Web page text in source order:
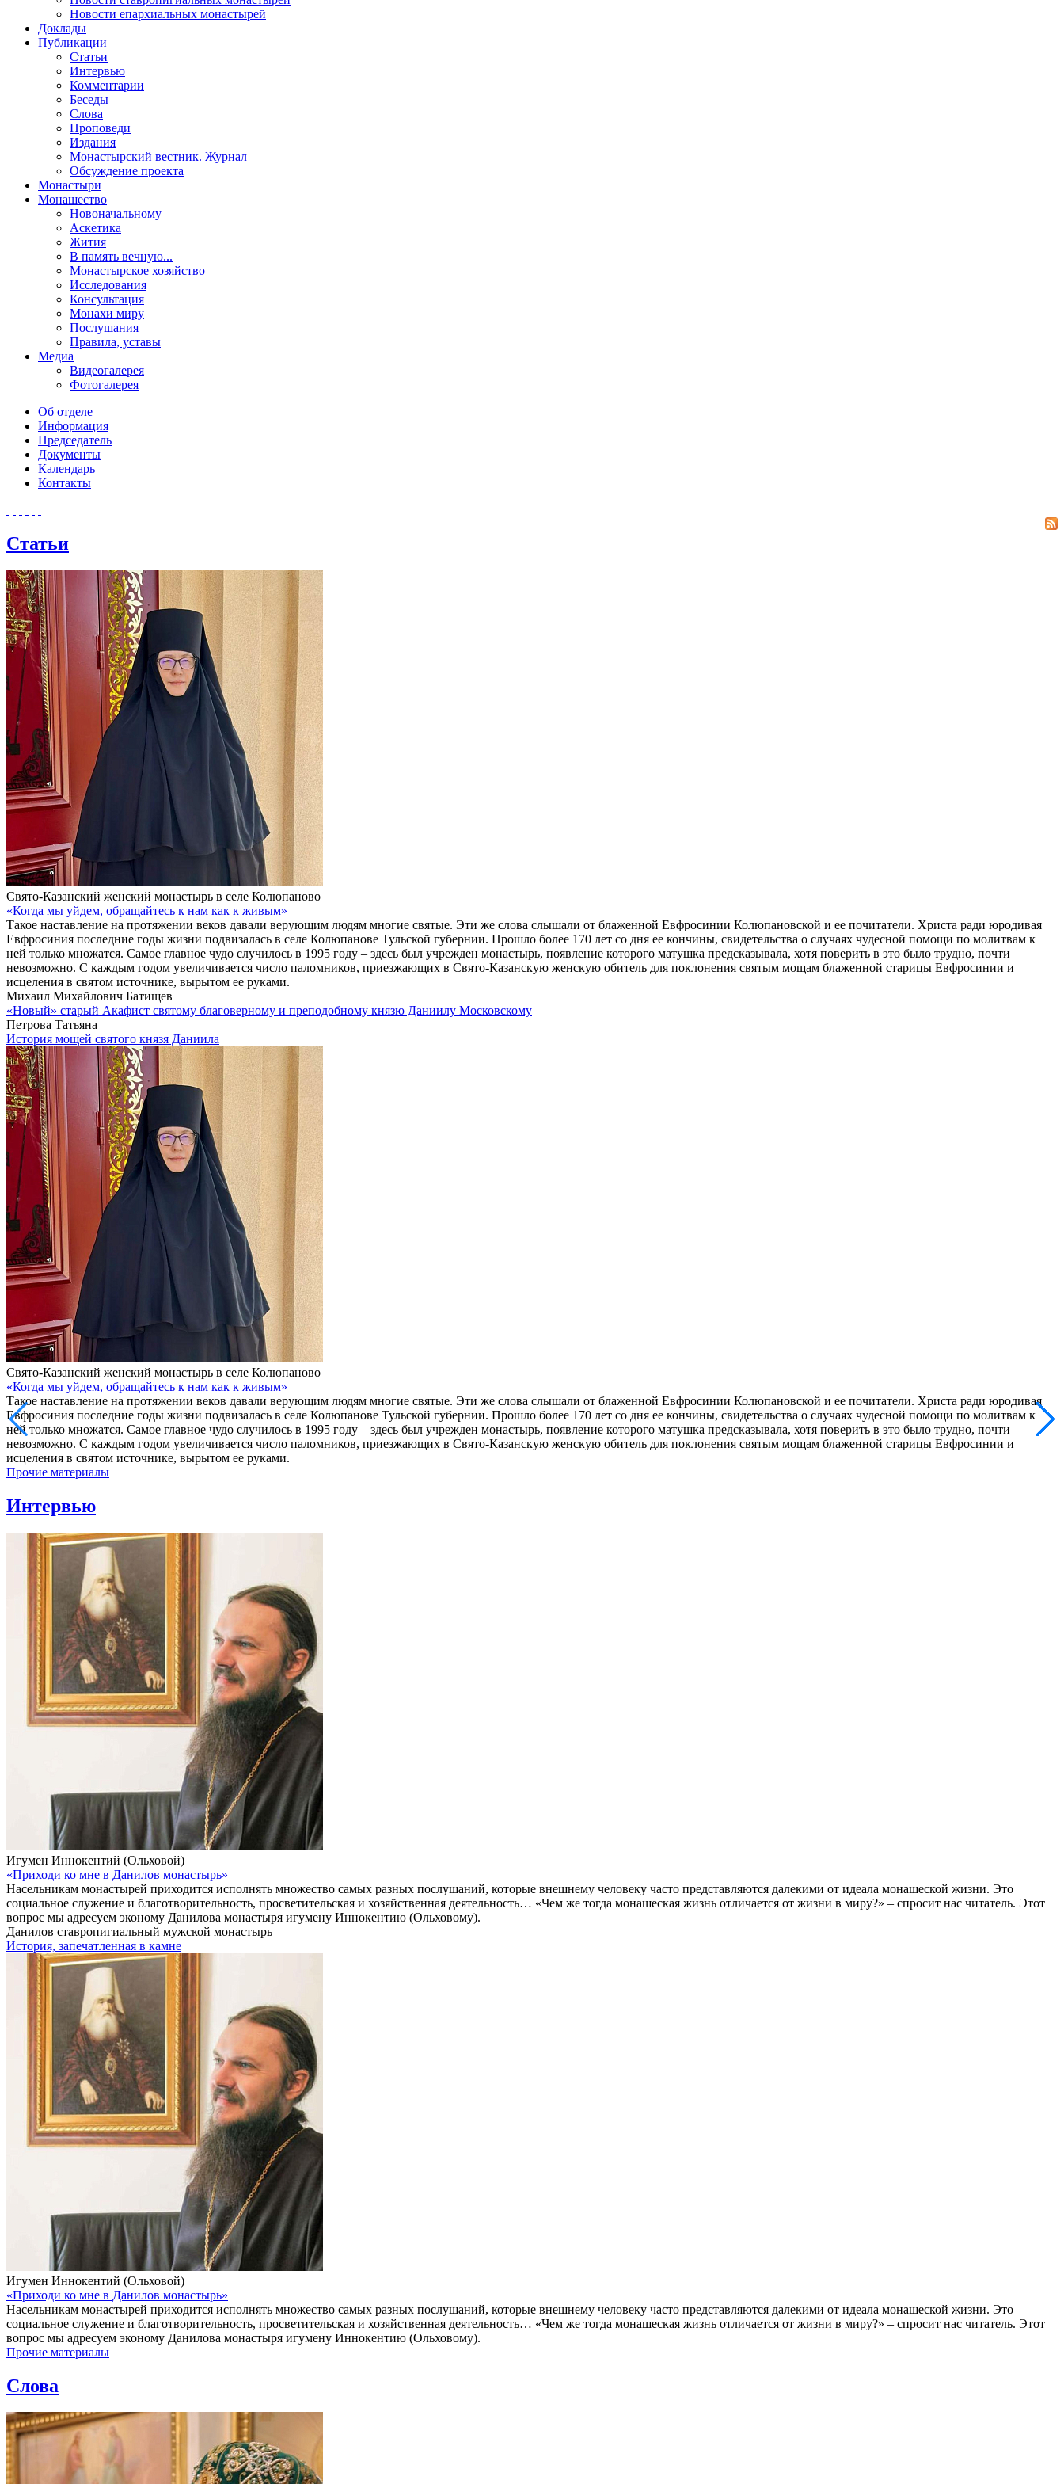
Новости епархиальных монастырей
Доклады
Публикации
Статьи
Интервью
Комментарии
Беседы
Слова
Проповеди
Издания
Монастырский вестник. Журнал
Обсуждение проекта
Монастыри
Монашество
Новоначальному
Аскетика
Жития
В память вечную...
Монастырское хозяйство
Исследования
Консультация
Монахи миру
Послушания
Правила, уставы
Медиа
Видеогалерея
Фотогалерея
Об отделе
Информация
Председатель
Документы
Календарь
Контакты
Статьи
Свято-Казанский женский монастырь в селе Колюпаново
«Когда мы уйдем, обращайтесь к нам как к живым»
Такое наставление на протяжении веков давали верующим людям многие святые. Эти же слова слышали от блаженной Евфросинии Колюпановской и ее почитатели. Христа ради юродивая
Евфросиния последние годы жизни подвизалась в селе Колюпанове Тульской губернии. Прошло более 170 лет со дня ее кончины, свидетельства о случаях чудесной помощи по молитвам к
ней только множатся. Самое главное чудо случилось в 1995 году – здесь был учрежден монастырь, появление которого матушка предсказывала, хотя поверить в это было трудно, почти
невозможно. С каждым годом увеличивается число паломников, приезжающих в Свято-Казанскую женскую обитель для поклонения святым мощам блаженной старицы Евфросинии и
исцеления в святом источнике, вырытом ее руками.
Михаил Михайлович Батищев
«Новый» старый Акафист святому благоверному и преподобному князю Даниилу Московскому
Петрова Татьяна
История мощей святого князя Даниила
Свято-Казанский женский монастырь в селе Колюпаново
«Когда мы уйдем, обращайтесь к нам как к живым»
Такое наставление на протяжении веков давали верующим людям многие святые. Эти же слова слышали от блаженной Евфросинии Колюпановской и ее почитатели. Христа ради юродивая
Евфросиния последние годы жизни подвизалась в селе Колюпанове Тульской губернии. Прошло более 170 лет со дня ее кончины, свидетельства о случаях чудесной помощи по молитвам к
ней только множатся. Самое главное чудо случилось в 1995 году – здесь был учрежден монастырь, появление которого матушка предсказывала, хотя поверить в это было трудно, почти
невозможно. С каждым годом увеличивается число паломников, приезжающих в Свято-Казанскую женскую обитель для поклонения святым мощам блаженной старицы Евфросинии и
исцеления в святом источнике, вырытом ее руками.
Прочие материалы
Интервью
Игумен Иннокентий (Ольховой)
«Приходи ко мне в Данилов монастырь»
Насельникам монастырей приходится исполнять множество самых разных послушаний, которые внешнему человеку часто представляются далекими от идеала монашеской жизни. Это
социальное служение и благотворительность, просветительская и хозяйственная деятельность… «Чем же тогда монашеская жизнь отличается от жизни в миру?» – спросит нас читатель. Этот
вопрос мы адресуем эконому Данилова монастыря игумену Иннокентию (Ольховому).
Данилов ставропигиальный мужской монастырь
История, запечатленная в камне
Игумен Иннокентий (Ольховой)
«Приходи ко мне в Данилов монастырь»
Насельникам монастырей приходится исполнять множество самых разных послушаний, которые внешнему человеку часто представляются далекими от идеала монашеской жизни. Это
социальное служение и благотворительность, просветительская и хозяйственная деятельность… «Чем же тогда монашеская жизнь отличается от жизни в миру?» – спросит нас читатель. Этот
вопрос мы адресуем эконому Данилова монастыря игумену Иннокентию (Ольховому).
Прочие материалы
Слова